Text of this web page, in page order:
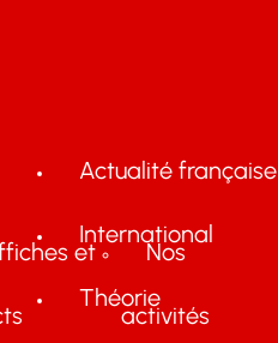
et Nos
activités
Actualité française
International
Théorie